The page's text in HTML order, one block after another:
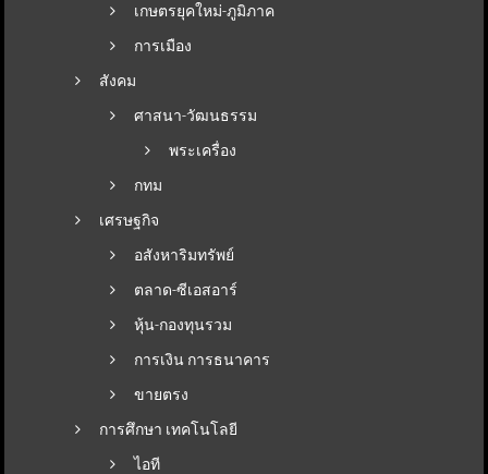
เกษตรยุคใหม่-ภูมิภาค
การเมือง
สังคม
ศาสนา-วัฒนธรรม
พระเครื่อง
กทม
เศรษฐกิจ
อสังหาริมทรัพย์
ตลาด-ซีเอสอาร์
หุ้น-กองทุนรวม
การเงิน การธนาคาร
ขายตรง
การศึกษา เทคโนโลยี
ไอที